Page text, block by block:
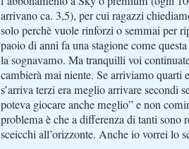
arrivano ca. 3,5), per cui ragazzi
solo perchè vuole rinforzi o semmai per
paoio di anni fa una stagione come
la sognavamo. Ma tranquilli voi
cambierà mai niente. Se arriviamo quarti
s’arriva terzi era meglio arrivare secondi
poteva giocare anche meglio” e non
problema è che a differenza di tanti sono
sceicchi all’orizzonte. Anche io vorrei lo